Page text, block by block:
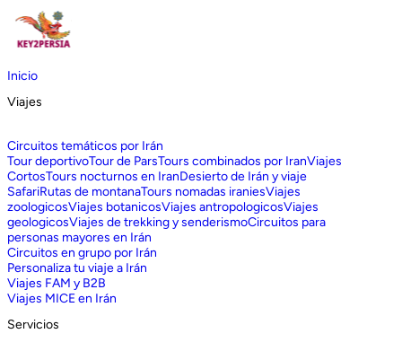
Inicio
Viajes
Circuitos temáticos por Irán
Tour deportivoTour de ParsTours combinados por IranViajes
CortosTours nocturnos en IranDesierto de Irán y viaje
SafariRutas de montanaTours nomadas iraniesViajes
zoologicosViajes botanicosViajes antropologicosViajes
geologicosViajes de trekking y senderismoCircuitos para
personas mayores en Irán
Circuitos en grupo por Irán
Personaliza tu viaje a Irán
Viajes FAM y B2B
Viajes MICE en Irán
Servicios